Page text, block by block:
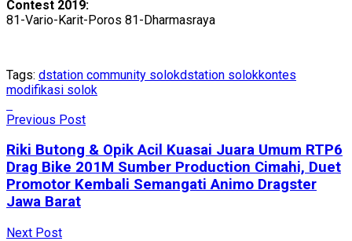
Contest 2019:
81-Vario-Karit-Poros 81-Dharmasraya
Tags: dstation community solokdstation solokkontes
modifikasi solok
Previous Post
Riki Butong & Opik Acil Kuasai Juara Umum RTP6
Drag Bike 201M Sumber Production Cimahi, Duet
Promotor Kembali Semangati Animo Dragster
Jawa Barat
Next Post